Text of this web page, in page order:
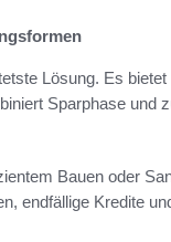
Lösung. Es
Sparphase und
Bauen oder
endfällige Kredite